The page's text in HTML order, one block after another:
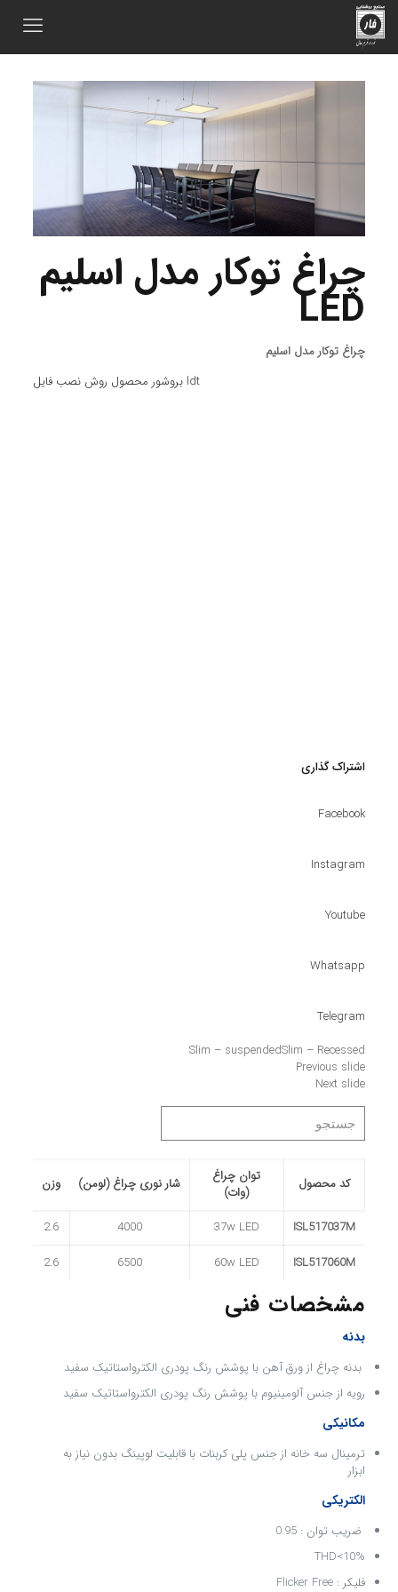
چراغ توکار مدل اسلیم
LED
چراغ توکار مدل اسلیم
بروشور محصول روش نصب فایل ldt
اشتراک گذاری
Facebook
Instagram
Youtube
Whatsapp
Telegram
Slim – suspendedSlim – Recessed
Previous slide
Next slide
کد محصول
توان چراغ
(وات)
شار نوری چراغ (لومن) وزن
ISL517037M
37w LED
4000
2.6
ISL517060M
60w LED
6500
2.6
مشخصات فنی
بدنه
بدنه چراغ از ورق آهن با پوشش رنگ پودری الکترواستاتیک سفید
رویه از جنس آلومینیوم با پوشش رنگ پودری الکترواستاتیک سفید
مکانیکی
ترمینال سه خانه از جنس پلی کربنات با قابلیت لوپینگ بدون نیاز به
ابزار
الکتریکی
ضریب توان : 0.95
THD<10%
فلیکر : Flicker Free